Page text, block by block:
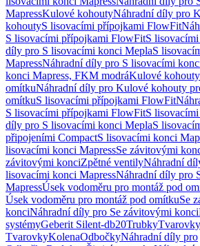
MapressKulové kohoutyNáhradní díly pro
kohoutyS lisovacími přípojkami FlowFit
S lisovacími přípojkami FlowFitS
díly pro S lisovacími konci MeplaS
MapressNáhradní díly pro S lisovacími
konci Mapress, FKM modráKulové
omítkuNáhradní díly pro Kulové kohouty
omítkuS lisovacími přípojkami FlowFit
S lisovacími přípojkami FlowFitS
díly pro S lisovacími konci MeplaS
připojeními CompactS lisovacími konci
lisovacími konci MapressSe závitovými
závitovými konciZpětné ventilyNáhradní
lisovacími konci MapressNáhradní díly pro
MapressÚsek vodoměru pro montáž pod
Úsek vodoměru pro montáž pod omítkuSe
konciNáhradní díly pro Se závitovými konci
systémyGeberit Silent-db20TrubkyTvarovky
TvarovkyKolenaOdbočkyNáhradní díly pro